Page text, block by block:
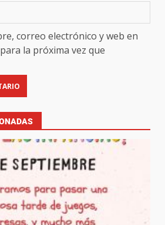
correo electrónico y web en
la próxima vez que